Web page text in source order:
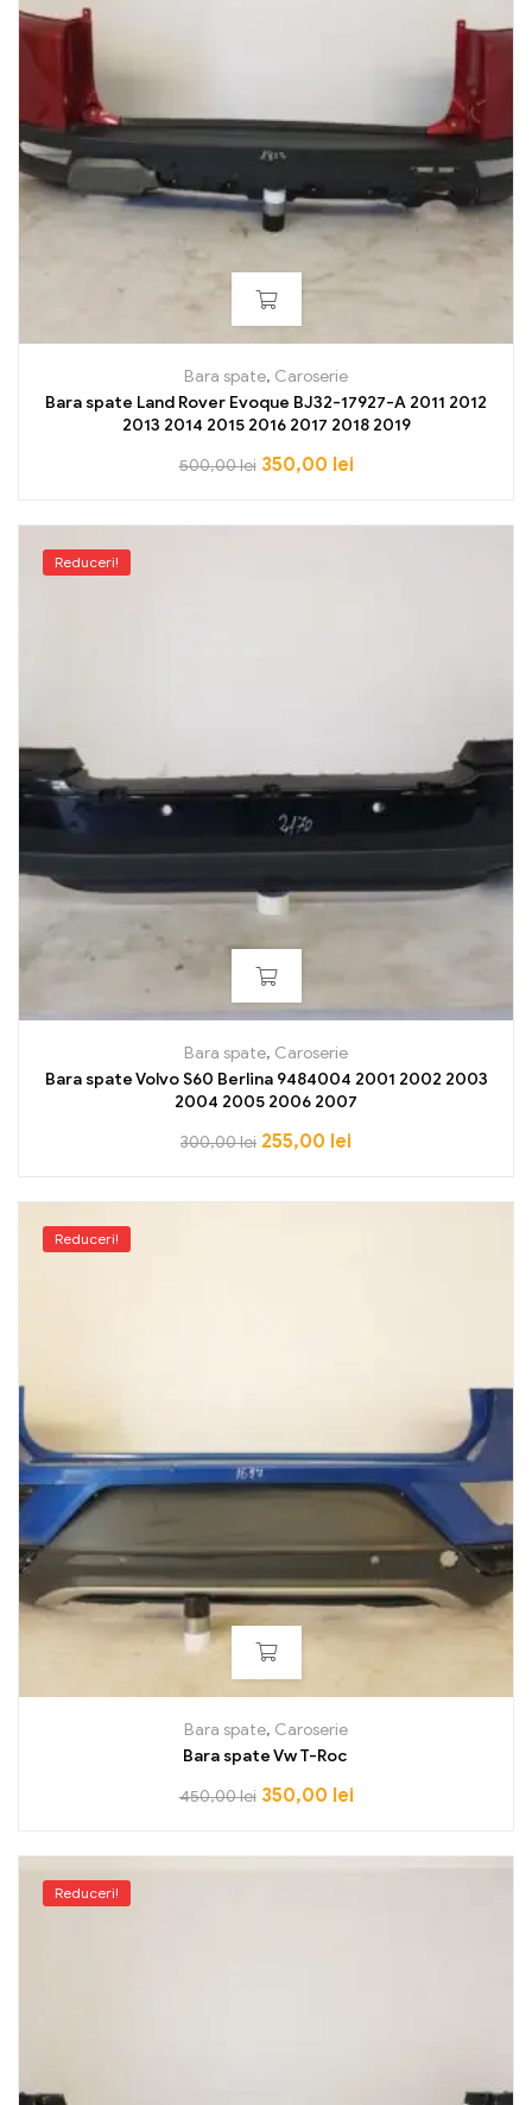
Bara spate, Caroserie
Bara spate Land Rover Evoque BJ32-17927-A 2011 2012
2013 2014 2015 2016 2017 2018 2019
500,00lei 350,00 lei
Reduceri!
Bara spate, Caroserie
Bara spate Volvo S60 Berlina 9484004 2001 2002 2003
2004 2005 2006 2007
300,00lei 255,00 lei
Reduceri!
Bara spate, Caroserie
Bara spate Vw T-Roc
450,00lei 350,00 lei
Reduceri!